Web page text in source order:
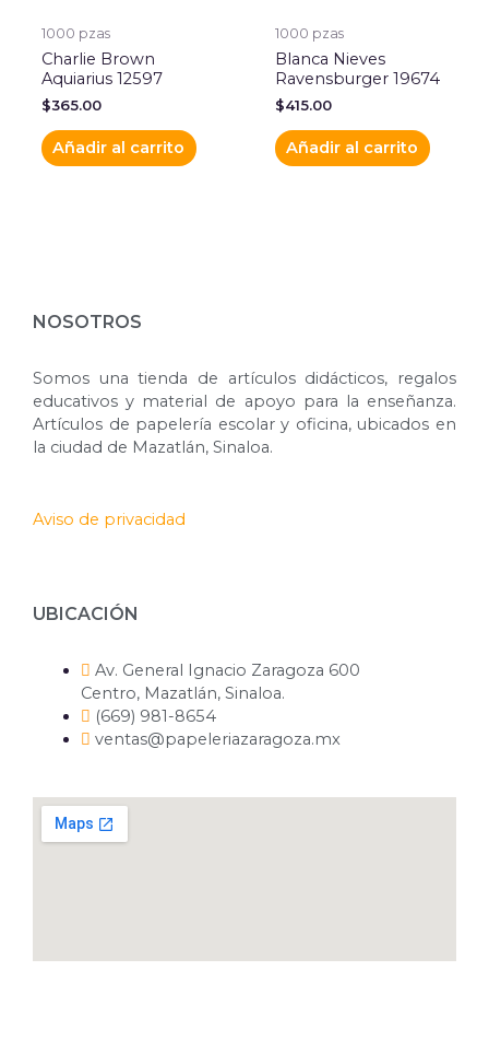
1000 pzas
Charlie Brown
Aquiarius 12597
$365.00
Añadir al carrito
1000 pzas
Blanca Nieves
Ravensburger 19674
$415.00
Añadir al carrito
NOSOTROS
Somos una tienda de artículos didácticos, regalos
educativos y material de apoyo para la enseñanza.
Artículos de papelería escolar y oficina, ubicados en
la ciudad de Mazatlán, Sinaloa.
Aviso de privacidad
UBICACIÓN
Av. General Ignacio Zaragoza 600
Centro, Mazatlán, Sinaloa.
(669) 981-8654
ventas@papeleriazaragoza.mx